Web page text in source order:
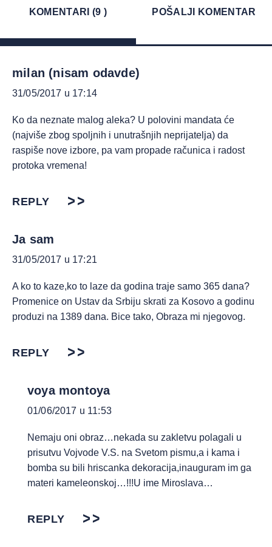
KOMENTARI (9 ) POŠALJI KOMENTAR
milan (nisam odavde)
31/05/2017 u 17:14
Ko da neznate malog aleka? U polovini mandata će
(najviše zbog spoljnih i unutrašnjih neprijatelja) da
raspiše nove izbore, pa vam propade računica i radost
protoka vremena!
REPLY
Ja sam
31/05/2017 u 17:21
A ko to kaze,ko to laze da godina traje samo 365 dana?
Promenice on Ustav da Srbiju skrati za Kosovo a godinu
produzi na 1389 dana. Bice tako, Obraza mi njegovog.
REPLY
voya montoya
01/06/2017 u 11:53
Nemaju oni obraz…nekada su zakletvu polagali u
prisutvu Vojvode V.S. na Svetom pismu,a i kama i
bomba su bili hriscanka dekoracija,inauguram im ga
materi kameleonskoj…!!!U ime Miroslava…
REPLY